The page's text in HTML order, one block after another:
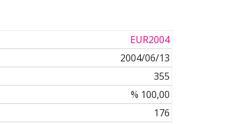
EUR2004
2004/06/13
355
% 100,00
176